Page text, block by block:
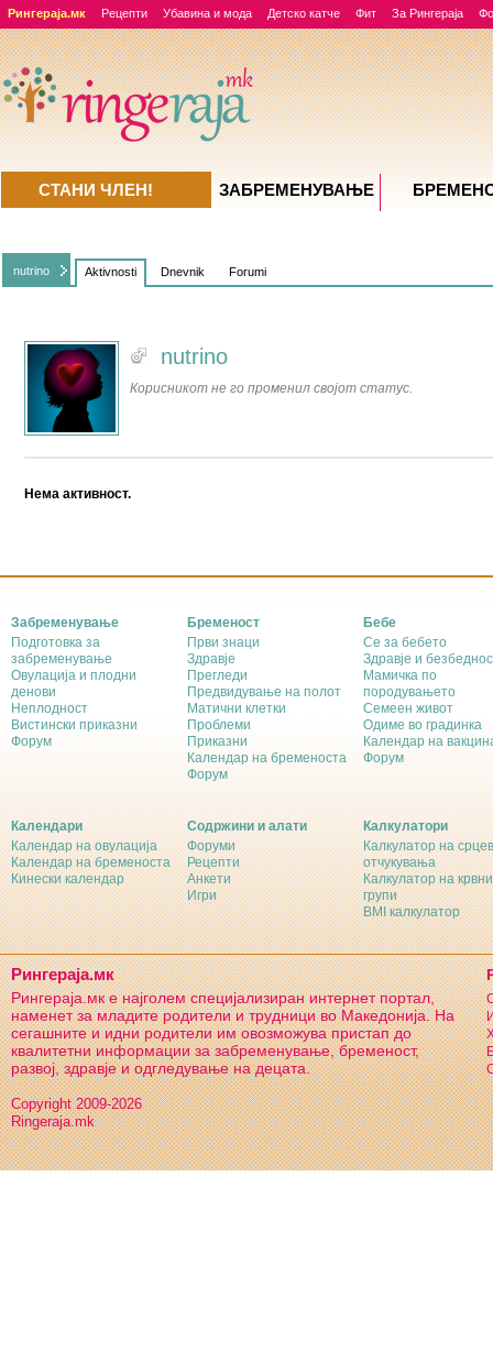
Рингераја.мк Рецепти Убавина и мода Детско катче Фит За Рингераја
nutrino Aktivnosti Dnevnik Forumi
nutrino
Корисникот не го променил својот статус.
Нема активност.
СТАНИ ЧЛЕН! ЗАБРЕМЕНУВАЊE
Забременување
Подготовка за
забременување
Овулација и плодни
денови
Неплодност
Вистински приказни
Форум
Бременост
Први знаци
Здравје
Прегледи
Предвидување на полот
Матични клетки
Проблеми
Приказни
Календар на бременоста
Форум
Бебе
Се за бебето
Здравје и
Мамичка по
породувањето
Семеен живот
Одиме во градинка
Календар на
Форум
Календари
Календар на овулација
Календар на бременоста
Кинески календар
Содржини и алати
Форуми
Рецепти
Анкети
Игри
Калкулатори
Калкулатор на
отчукувања
Калкулатор на крвни
групи
BMI калкулатор
Рингераја.мк
Рингераја.мк е најголем специјализиран интернет портал,
наменет за младите родители и трудници во Македонија. На
сегашните и идни родители им овозможува пристап до
квалитетни информации за забременување, бременост,
развој, здравје и одгледување на децата.
Copyright 2009-2026
Ringeraja.mk